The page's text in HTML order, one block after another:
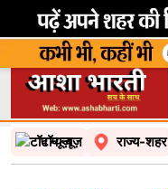
टॉप न्यूज़ राज्य-शहर